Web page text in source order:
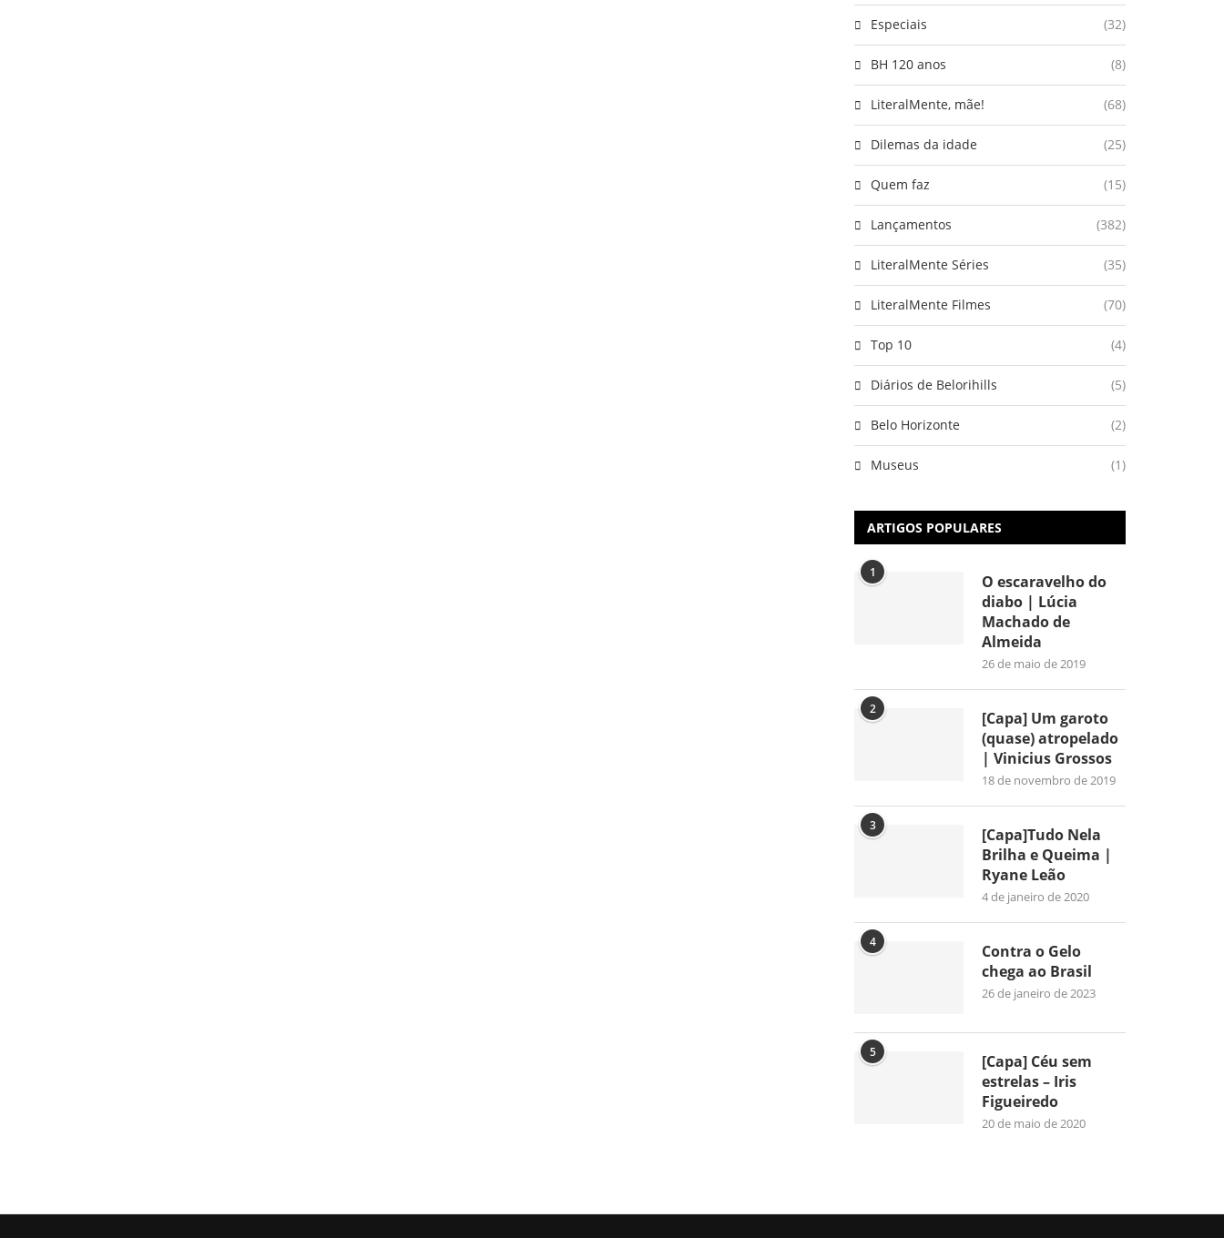
Especiais (32)
BH 120 anos (8)
LiteralMente, mãe! (68)
Dilemas da idade (25)
Quem faz (15)
Lançamentos (382)
LiteralMente Séries (35)
LiteralMente Filmes (70)
Top 10 (4)
Diários de Belorihills (5)
Belo Horizonte (2)
Museus (1)
ARTIGOS POPULARES
1
O escaravelho do
diabo | Lúcia
Machado de
Almeida
26 de maio de 2019
2
[Capa] Um garoto
(quase) atropelado
| Vinicius Grossos
18 de novembro de 2019
3
[Capa]Tudo Nela
Brilha e Queima |
Ryane Leão
4 de janeiro de 2020
4
Contra o Gelo
chega ao Brasil
26 de janeiro de 2023
5
[Capa] Céu sem
estrelas – Iris
Figueiredo
20 de maio de 2020